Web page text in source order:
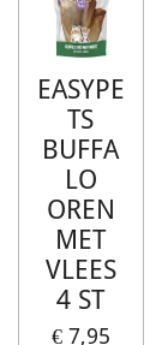
EASYPE
TS
BUFFA
LO
OREN
MET
VLEES
4 ST
€ 7,95